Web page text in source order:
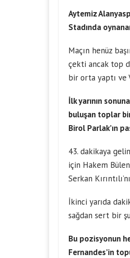
Aytemiz
Stadında
Maçın henüz
çekti ancak top
bir orta yaptı ve
İlk yarının
buluşan toplar
Birol Parlak’ın
43. dakikaya
için Hakem
Serkan
İkinci yarıda
sağdan sert bir
Bu pozisyonun
Fernandes’in